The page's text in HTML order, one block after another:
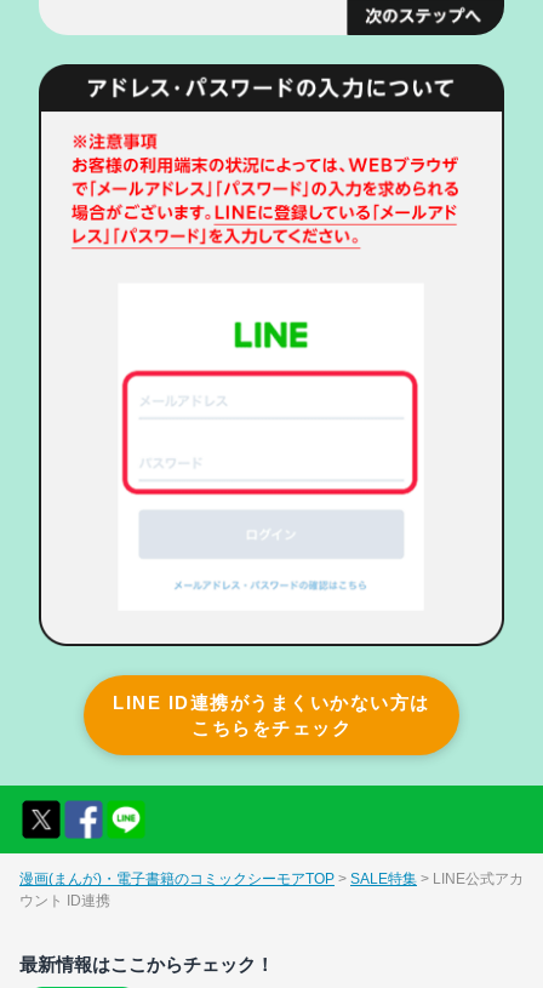
LINE ID連携がうまくいかない方は
こちらをチェック
漫画(まんが)・電子書籍のコミックシーモアTOP SALE特集
LINE公式アカ
ウント ID連携
最新情報はここからチェック！